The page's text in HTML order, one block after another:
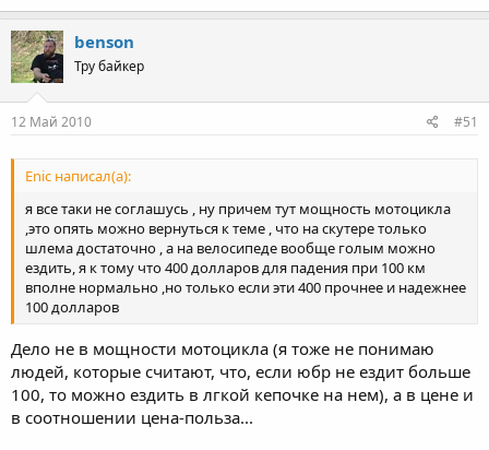
benson
Тру байкер
12 Май 2010 #51
Enic написал(а):
я все таки не соглашусь , ну причем тут мощность мотоцикла
,это опять можно вернуться к теме , что на скутере только
шлема достаточно , а на велосипеде вообще голым можно
ездить, я к тому что 400 долларов для падения при 100 км
вполне нормально ,но только если эти 400 прочнее и надежнее
100 долларов
Дело не в мощности мотоцикла (я тоже не понимаю
людей, которые считают, что, если юбр не ездит больше
100, то можно ездить в лгкой кепочке на нем), а в цене и
в соотношении цена-польза...